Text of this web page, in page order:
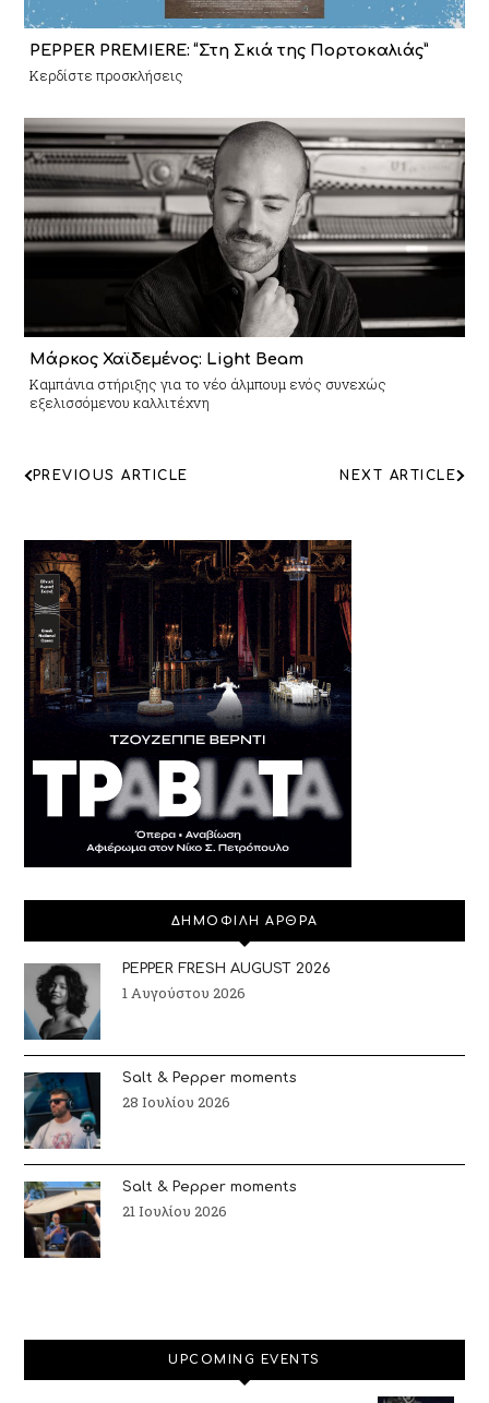
PEPPER PREMIERE: “Στη Σκιά της Πορτοκαλιάς”
Κερδίστε προσκλήσεις
Μάρκος Χαϊδεμένος: Light Beam
Καμπάνια στήριξης για το νέο άλμπουμ ενός συνεχώς
εξελισσόμενου καλλιτέχνη
ΠΛΟΗΓΗΣΗ
NEXT ARTICLE
PREVIOUS ARTICLE
ΔΗΜΟΦΙΛΗ ΑΡΘΡΑ
PEPPER FRESH AUGUST 2026
1 Αυγούστου 2026
Salt & Pepper moments
28 Ιουλίου 2026
Salt & Pepper moments
21 Ιουλίου 2026
UPCOMING EVENTS